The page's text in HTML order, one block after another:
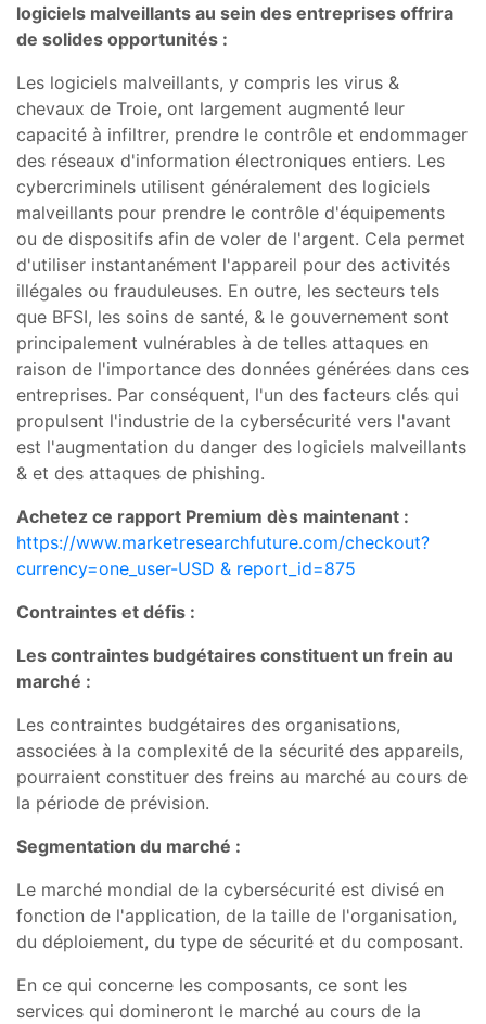
logiciels malveillants au sein des entreprises offrira
de solides opportunités :
Les logiciels malveillants, y compris les virus &
chevaux de Troie, ont largement augmenté leur
capacité à infiltrer, prendre le contrôle et endommager
des réseaux d'information électroniques entiers. Les
cybercriminels utilisent généralement des logiciels
malveillants pour prendre le contrôle d'équipements
ou de dispositifs afin de voler de l'argent. Cela permet
d'utiliser instantanément l'appareil pour des activités
illégales ou frauduleuses. En outre, les secteurs tels
que BFSI, les soins de santé, & le gouvernement sont
principalement vulnérables à de telles attaques en
raison de l'importance des données générées dans ces
entreprises. Par conséquent, l'un des facteurs clés qui
propulsent l'industrie de la cybersécurité vers l'avant
est l'augmentation du danger des logiciels malveillants
& et des attaques de phishing.
Achetez ce rapport Premium dès maintenant :
https://www.marketresearchfuture.com/checkout?
currency=one_user-USD & report_id=875
Contraintes et défis :
Les contraintes budgétaires constituent un frein au
marché :
Les contraintes budgétaires des organisations,
associées à la complexité de la sécurité des appareils,
pourraient constituer des freins au marché au cours de
la période de prévision.
Segmentation du marché :
Le marché mondial de la cybersécurité est divisé en
fonction de l'application, de la taille de l'organisation,
du déploiement, du type de sécurité et du composant.
En ce qui concerne les composants, ce sont les
services qui domineront le marché au cours de la